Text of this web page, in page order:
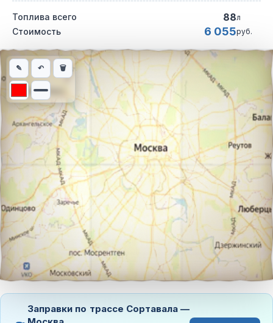
Топлива всего 88л
Стоимость 6 055руб.
Интерактивная карта автомобильного маршрута из города
✎ ↶ 🗑
Заправки по трассе Сортавала —